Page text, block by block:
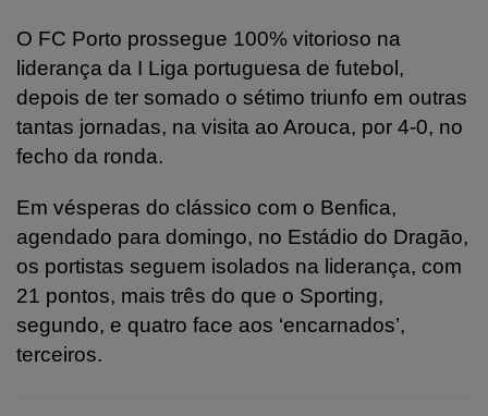
O FC Porto prossegue 100% vitorioso na
liderança da I Liga portuguesa de futebol,
depois de ter somado o sétimo triunfo em outras
tantas jornadas, na visita ao Arouca, por 4-0, no
fecho da ronda.
Em vésperas do clássico com o Benfica,
agendado para domingo, no Estádio do Dragão,
os portistas seguem isolados na liderança, com
21 pontos, mais três do que o Sporting,
segundo, e quatro face aos ‘encarnados’,
terceiros.